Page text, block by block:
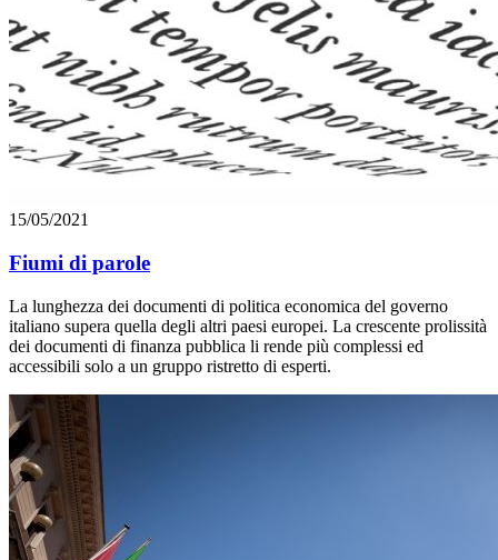
15/05/2021
Fiumi di parole
La lunghezza dei documenti di politica economica del governo
italiano supera quella degli altri paesi europei. La crescente prolissità
dei documenti di finanza pubblica li rende più complessi ed
accessibili solo a un gruppo ristretto di esperti.